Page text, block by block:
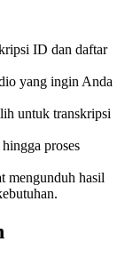
ID dan daftar
yang ingin Anda
untuk transkripsi
proses
mengunduh hasil